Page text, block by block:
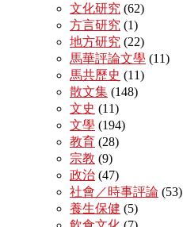
文化研究 (62)
方言研究 (1)
地方研究 (22)
馬華評論文學 (11)
馬共歷史 (11)
散文集 (148)
文史 (11)
文學 (194)
教育 (28)
宗教 (9)
政治 (47)
社會／時事評論 (53)
養生保健 (5)